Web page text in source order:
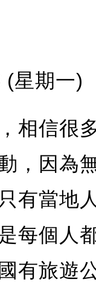
(星期一)
相信很
，因為
有當地
每個人
有旅遊